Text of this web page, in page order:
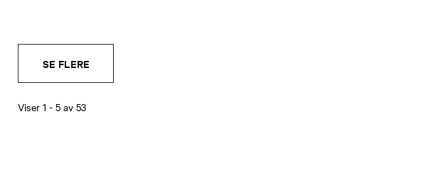
SE FLERE
Viser1- 5av53